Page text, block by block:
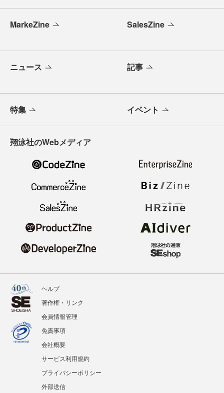
MarkeZine SalesZine
ニュース 記事
特集 イベント
翔泳社のWebメディア
ヘルプ
著作権・リンク
会員情報管理
免責事項
会社概要
サービス利用規約
プライバシーポリシー
外部送信